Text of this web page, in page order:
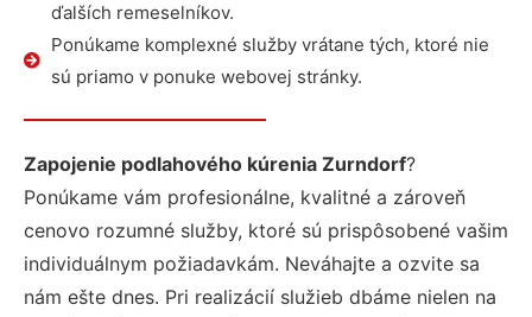
ďalších remeselníkov.
Ponúkame komplexné služby vrátane tých, ktoré nie
sú priamo v ponuke webovej stránky.
Zapojenie podlahového kúrenia Zurndorf?
Ponúkame vám profesionálne, kvalitné a zároveň
cenovo rozumné služby, ktoré sú prispôsobené vašim
individuálnym požiadavkám. Neváhajte a ozvite sa
nám ešte dnes. Pri realizácií služieb dbáme nielen na